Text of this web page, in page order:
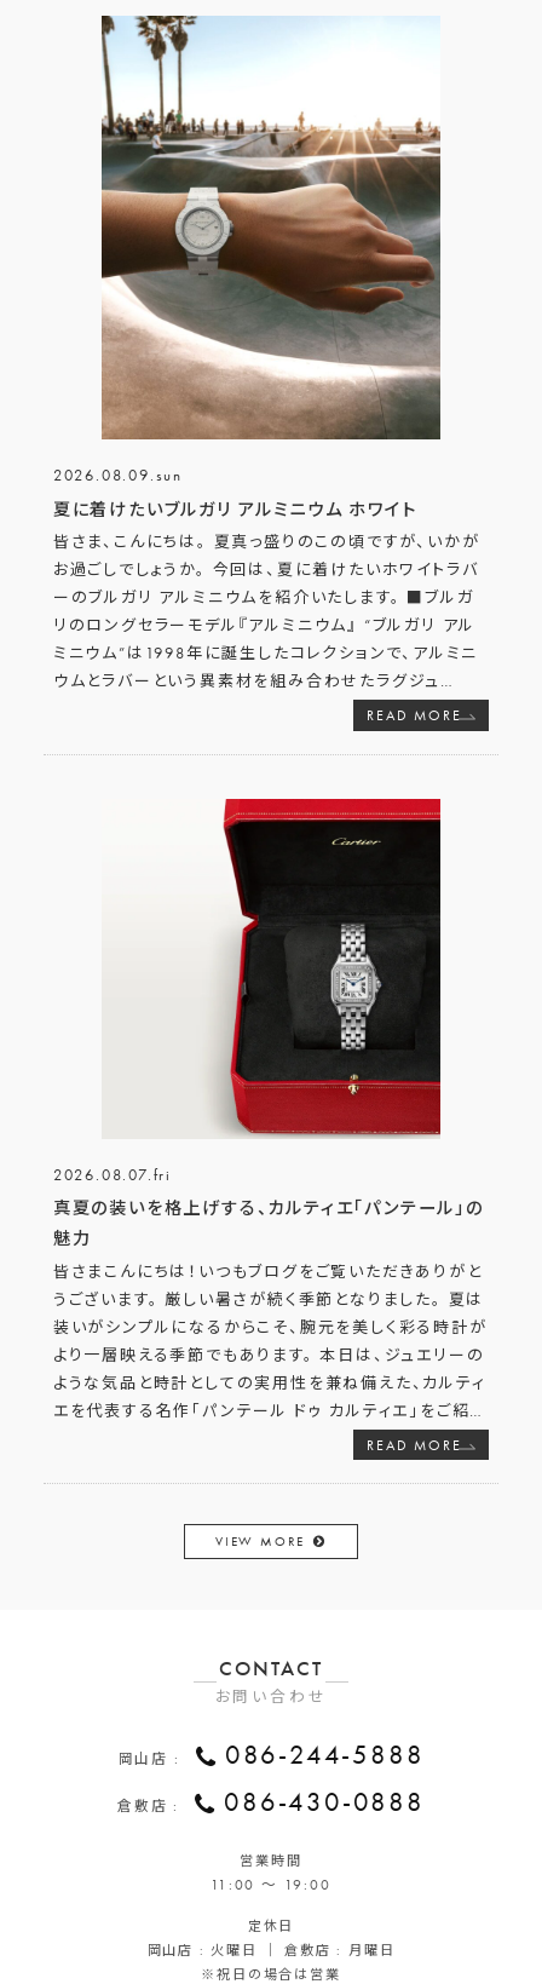
2026.08.09.sun
夏に着けたいブルガリ アルミニウム ホワイト
皆さま、こんにちは。 夏真っ盛りのこの頃ですが、いかが
お過ごしでしょうか。 今回は、夏に着けたいホワイトラバ
ーのブルガリ アルミニウムを紹介いたします。 ■ブルガ
リのロングセラーモデル『アルミニウム』 “ブルガリ アル
ミニウム”は1998年に誕生したコレクションで、アルミニ
ウムとラバーという異素材を組み合わせたラグジュ …
READ MORE
2026.08.07.fri
真夏の装いを格上げする、カルティエ「パンテール」の
魅力
皆さまこんにちは！いつもブログをご覧いただきありがと
うございます。 厳しい暑さが続く季節となりました。 夏は
装いがシンプルになるからこそ、腕元を美しく彩る時計が
より一層映える季節でもあります。 本日は、ジュエリーの
ような気品と時計としての実用性を兼ね備えた、カルティ
エを代表する名作「パンテール ドゥ カルティエ」をご紹…
READ MORE
VIEW MORE
CONTACT
お問い合わせ
岡山店 : 086-244-5888
倉敷店 : 086-430-0888
営業時間
11:00 ～ 19:00
定休日
岡山店 : 火曜日 ｜ 倉敷店 : 月曜日
※祝日の場合は営業